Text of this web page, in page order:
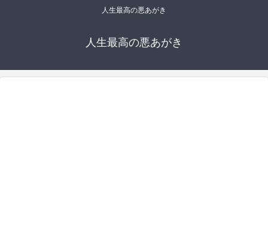
人生最高の悪あがき
人生最高の悪あがき